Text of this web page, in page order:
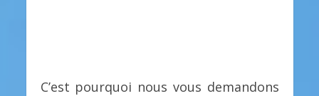
C’est pourquoi nous vous demandons